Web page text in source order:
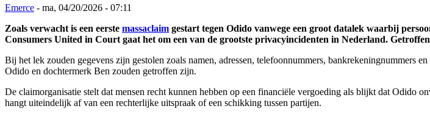
Emerce - ma, 04/20/2026 - 07:11
Zoals verwacht is een eerste massaclaim gestart tegen Odido vanwege een groot datalek waarbij
Consumers United in Court gaat het om een van de grootste privacyincidenten in Nederland.
Bij het lek zouden gegevens zijn gestolen zoals namen, adressen, telefoonnummers, bankrekeningnummers
Odido en dochtermerk Ben zouden getroffen zijn.
De claimorganisatie stelt dat mensen recht kunnen hebben op een financiële vergoeding als blijkt dat Odido
hangt uiteindelijk af van een rechterlijke uitspraak of een schikking tussen partijen.